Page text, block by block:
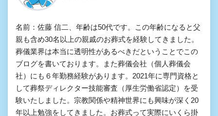
名前：佐藤 信二、年齢は50代です。この年齢になると父
親も含め30名以上の親戚のお葬式を経験してきました。
葬儀業界は本当に透明性があるべきだということでこの
ブログを書いております。また葬儀会社（個人葬儀会
社）にも６年勤務経験があります。2021年に専門資格と
して葬祭ディレクター技能審査（厚生労働省認定）を受
験いたしました。宗教関係や精神世界にも興味が深く20
年以上勉強をしてきました。お葬式って実際にいくら掛